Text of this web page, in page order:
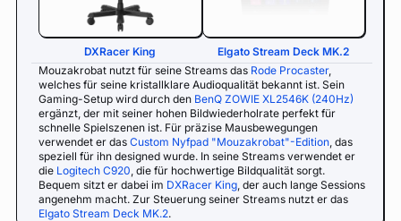
DXRacer King
Elgato Stream Deck MK.2
Mouzakrobat nutzt für seine Streams das Rode Procaster,
welches für seine kristallklare Audioqualität bekannt ist. Sein
Gaming-Setup wird durch den BenQ ZOWIE XL2546K (240Hz)
ergänzt, der mit seiner hohen Bildwiederholrate perfekt für
schnelle Spielszenen ist. Für präzise Mausbewegungen
verwendet er das Custom Nyfpad "Mouzakrobat"-Edition , das
speziell für ihn designed wurde. In seine Streams verwendet er
die Logitech C920 , die für hochwertige Bildqualität sorgt.
Bequem sitzt er dabei im DXRacer King , der auch lange Sessions
angenehm macht. Zur Steuerung seiner Streams nutzt er das
Elgato Stream Deck MK.2.